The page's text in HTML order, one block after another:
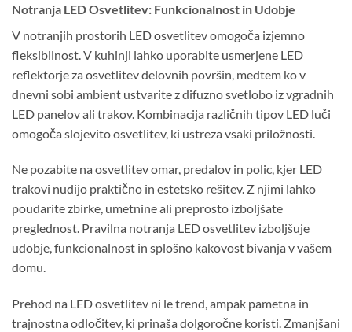
Notranja LED Osvetlitev: Funkcionalnost in Udobje
V notranjih prostorih LED osvetlitev omogoča izjemno
fleksibilnost. V kuhinji lahko uporabite usmerjene LED
reflektorje za osvetlitev delovnih površin, medtem ko v
dnevni sobi ambient ustvarite z difuzno svetlobo iz vgradnih
LED panelov ali trakov. Kombinacija različnih tipov LED luči
omogoča slojevito osvetlitev, ki ustreza vsaki priložnosti.
Ne pozabite na osvetlitev omar, predalov in polic, kjer LED
trakovi nudijo praktično in estetsko rešitev. Z njimi lahko
poudarite zbirke, umetnine ali preprosto izboljšate
preglednost. Pravilna notranja LED osvetlitev izboljšuje
udobje, funkcionalnost in splošno kakovost bivanja v vašem
domu.
Prehod na LED osvetlitev ni le trend, ampak pametna in
trajnostna odločitev, ki prinaša dolgoročne koristi. Zmanjšani